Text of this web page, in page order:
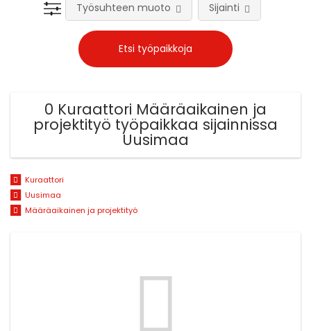
Työsuhteen muoto Sijainti
0 Kuraattori Määräaikainen ja
projektityö työpaikkaa sijainnissa
Uusimaa
Kuraattori
Uusimaa
Määräaikainen ja projektityö